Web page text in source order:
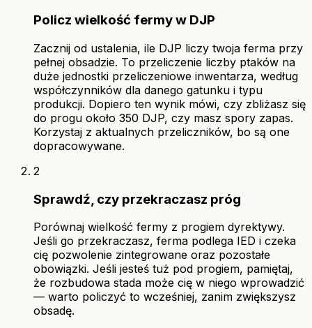
Policz wielkość fermy w DJP
Zacznij od ustalenia, ile DJP liczy twoja ferma przy
pełnej obsadzie. To przeliczenie liczby ptaków na
duże jednostki przeliczeniowe inwentarza, według
współczynników dla danego gatunku i typu
produkcji. Dopiero ten wynik mówi, czy zbliżasz się
do progu około 350 DJP, czy masz spory zapas.
Korzystaj z aktualnych przeliczników, bo są one
dopracowywane.
2
Sprawdź, czy przekraczasz próg
Porównaj wielkość fermy z progiem dyrektywy.
Jeśli go przekraczasz, ferma podlega IED i czeka
cię pozwolenie zintegrowane oraz pozostałe
obowiązki. Jeśli jesteś tuż pod progiem, pamiętaj,
że rozbudowa stada może cię w niego wprowadzić
— warto policzyć to wcześniej, zanim zwiększysz
obsadę.